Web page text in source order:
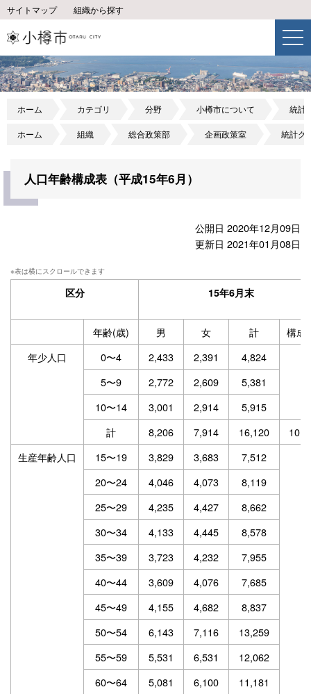
サイトマップ 組織から探す
ホーム カテゴリ 分野 小樽市について 統計
ホーム 組織 総合政策部 企画政策室 統計グ
人口年齢構成表（平成15年6月）
公開日 2020年12月09日
更新日 2021年01月08日
区分 15年6月末
年齢(歳) 男 女 計
構成
年少人口
0〜4 2,433 2,391
4,824
5〜9
2,772 2,609
5,381
10〜14
3,001 2,914
5,915
計
8,206 7,914 16,120
生産年齢人口
15〜19 3,829 3,683
7,512
20〜24
4,046 4,073
8,119
25〜29
4,235 4,427
8,662
30〜34
4,133 4,445
8,578
35〜39
3,723 4,232
7,955
40〜44
3,609 4,076
7,685
45〜49
4,155 4,682
8,837
50〜54
6,143 7,116
13,259
55〜59
5,531 6,531
12,062
60〜64
5,081 6,100
11,181